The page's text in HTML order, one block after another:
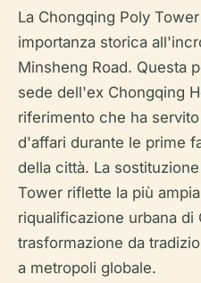
La Chongqing Poly
importanza storica
Minsheng Road. Questa
sede dell'ex Chongqing
riferimento che ha
d'affari durante le prime
della città. La
Tower riflette la più
riqualificazione urbana di
trasformazione da
a metropoli globale.